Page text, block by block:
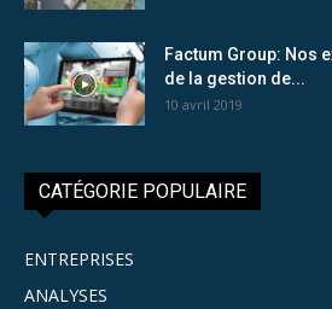
Factum Group: Nos
de la gestion de...
10 avril 2019
CATÉGORIE POPULAIRE
ENTREPRISES
ANALYSES